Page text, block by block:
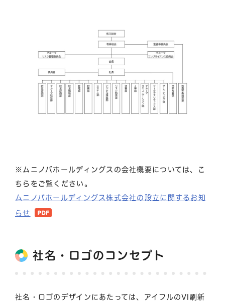
※ムニノバホールディングスの会社概要については、こ
ちらをご覧ください。
ムニノバホールディングス株式会社の設立に関するお知
らせ
社名・ロゴのコンセプト
社名・ロゴのデザインにあたっては、アイフルのVI刷新